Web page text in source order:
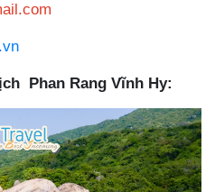
Phan Rang Vĩnh Hy: